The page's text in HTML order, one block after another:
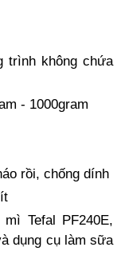
trình không chứa
- 1000gram
rồi, chống dính
Tefal PF240E,
dụng cụ làm sữa